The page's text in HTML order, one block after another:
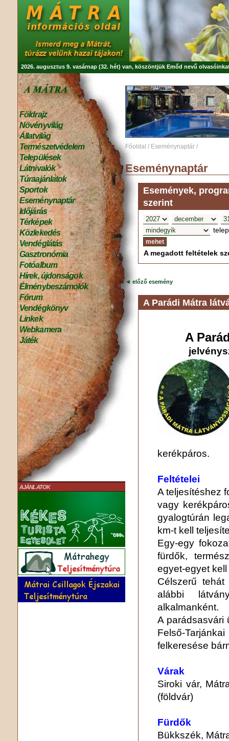
2026. augusztus 9. vasárnap (32. hét) van, köszöntjük Emőd nevű
Földrajz
Növényvilág
Állatvilág
Természetvédelem
Települések
Látnivalók
Túraajánlatok
Sportok
Eseménynaptár
Időjárás
Térképek
Közlekedés
Vendéglátás
Gasztronómia
Fotóalbum
Hírek, újdonságok
Élménybeszámolók
Fórum
Vendégkönyv
Linkek
Webkamera
Játék
AJÁNLATOK
Főoldal / Eseménynaptár /
Eseménynaptár
Események,
szerint
A megadott feltételek
◄ előző esemény
A Parádi Mátra
A
kerékpáros.
Feltételei
A teljesítéshez
vagy
gyalogtúrán
km-t kell
Egy-egy
fürdők,
egyet-egyet
Célszerű
alábbi
alkalmanként.
A parádsasvári
Felső-
felkeresése
Várak
Siroki vár,
(földvár)
Fürdők
Bükkszék,